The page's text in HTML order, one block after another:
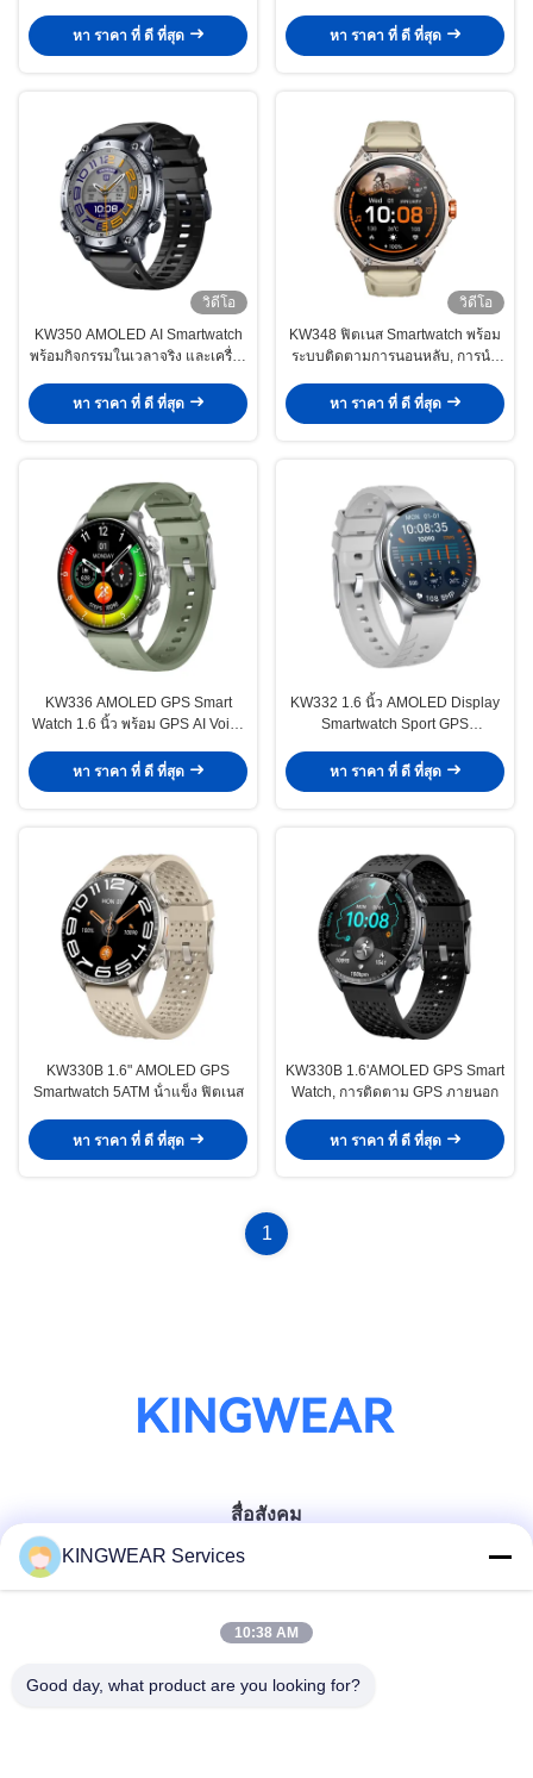
Smartwatch
หา ราคา ที่ ดี ที่สุด
ออกซิเจนในเลือด, อัตราการเต้นของ
หัวใจและความเครียด, ติดตามการ
หา ราคา ที่ ดี ที่สุด
วิดีโอ
KW350 AMOLED AI Smartwatch
พร้อมกิจกรรมในเวลาจริง และเครื่อง
กันน้ํา
หา ราคา ที่ ดี ที่สุด
วิดีโอ
KW348 ฟิตเนส Smartwatch พร้อม
ระบบติดตามการนอนหลับ, การนํา
การจัดอันดับกันน้ําและการเก็บสื่อ
หา ราคา ที่ ดี ที่สุด
KW336 AMOLED GPS Smart
Watch 1.6 นิ้ว พร้อม GPS AI Voice
หา ราคา ที่ ดี ที่สุด
KW332 1.6 นิ้ว AMOLED Display
Smartwatch Sport GPS
ตัว
หา ราคา ที่ ดี ที่สุด
KW330B 1.6" AMOLED GPS
Smartwatch 5ATM น้ําแข็ง ฟิตเนส
หา ราคา ที่ ดี ที่สุด
KW330B 1.6'AMOLED GPS Smart
Watch, การติดตาม GPS ภายนอก
หา ราคา ที่ ดี ที่สุด
1
สื่อสังคม
ติดต่อเร็ว
86-0755-2357-6886
KINGWEAR Services
10:38 AM
Good day, what product are you looking for?